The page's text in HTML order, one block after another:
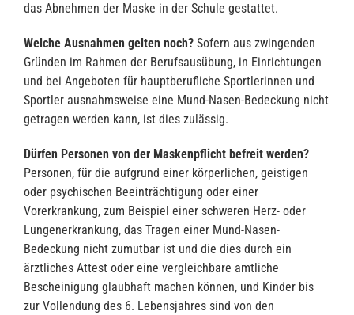
das Abnehmen der Maske in der Schule gestattet.
Welche Ausnahmen gelten noch? Sofern aus zwingenden
Gründen im Rahmen der Berufsausübung, in Einrichtungen
und bei Angeboten für hauptberufliche Sportlerinnen und
Sportler ausnahmsweise eine Mund-Nasen-Bedeckung nicht
getragen werden kann, ist dies zulässig.
Dürfen Personen von der Maskenpflicht befreit werden?
Personen, für die aufgrund einer körperlichen, geistigen
oder psychischen Beeinträchtigung oder einer
Vorerkrankung, zum Beispiel einer schweren Herz- oder
Lungenerkrankung, das Tragen einer Mund-Nasen-
Bedeckung nicht zumutbar ist und die dies durch ein
ärztliches Attest oder eine vergleichbare amtliche
Bescheinigung glaubhaft machen können, und Kinder bis
zur Vollendung des 6. Lebensjahres sind von den